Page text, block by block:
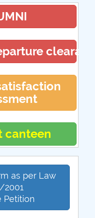
canteen
as per Law
2001
Petition